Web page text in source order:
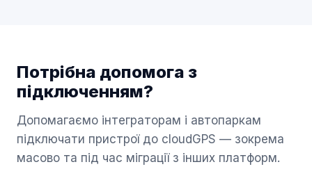
Потрібна допомога з
підключенням?
Допомагаємо інтеграторам і автопаркам
підключати пристрої до cloudGPS — зокрема
масово та під час міграції з інших платформ.